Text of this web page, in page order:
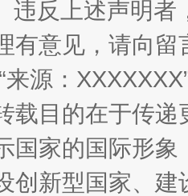
违反上述声明
有意见，请向
来源：
载目的在于传
国家的国际形
创新型国家、